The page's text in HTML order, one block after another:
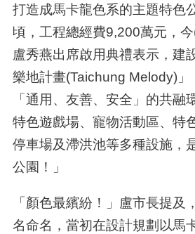
打造成馬卡龍色系的主題特色
頃，工程總經費9,200萬元，
盧秀燕出席啟用典禮表示，建
樂地計畫(Taichung Melody)」
「通用、友善、安全」的共融
特色遊戲場、寵物活動區、特
停車場及滯洪池等多種設施，
公園！」
「顏色最繽紛！」盧市長提及
名命名，當初在設計規劃以馬